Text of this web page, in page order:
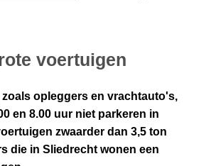
voertuigen
opleggers en vrachtauto's,
en 8.00 uur niet parkeren in
zwaarder dan 3,5 ton
die in Sliedrecht wonen een